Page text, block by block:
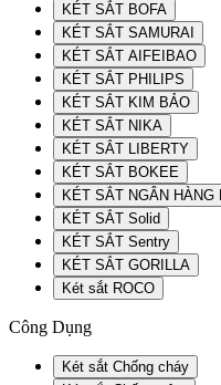
KÉT SẮT BOFA
KÉT SẮT SAMURAI
KÉT SẮT AIFEIBAO
KÉT SẮT PHILIPS
KÉT SẮT KIM BẢO
KÉT SẮT NIKA
KÉT SẮT LIBERTY
KÉT SẮT BOKEE
KÉT SẮT NGÂN HÀNG
KÉT SẮT Solid
KÉT SẮT Sentry
KÉT SẮT GORILLA
Két sắt ROCO
Công Dụng
Két sắt Chống cháy